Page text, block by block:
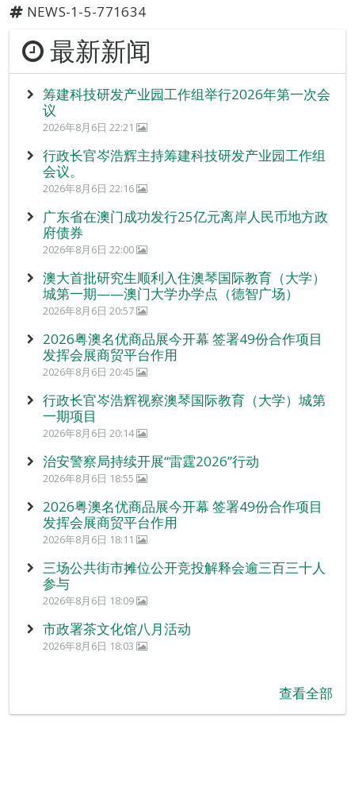
NEWS-1-5-771634
最新新闻
筹建科技研发产业园工作组举行2026年第一次会
议
2026年8月6日 22:21
行政长官岑浩辉主持筹建科技研发产业园工作组
会议。
2026年8月6日 22:16
广东省在澳门成功发行25亿元离岸人民币地方政
府债券
2026年8月6日 22:00
澳大首批研究生顺利入住澳琴国际教育（大学）
城第一期——澳门大学办学点（德智广场）
2026年8月6日 20:57
2026粤澳名优商品展今开幕 签署49份合作项目
发挥会展商贸平台作用
2026年8月6日 20:45
行政长官岑浩辉视察澳琴国际教育（大学）城第
一期项目
2026年8月6日 20:14
治安警察局持续开展“雷霆2026”行动
2026年8月6日 18:55
2026粤澳名优商品展今开幕 签署49份合作项目
发挥会展商贸平台作用
2026年8月6日 18:11
三场公共街市摊位公开竞投解释会逾三百三十人
参与
2026年8月6日 18:09
市政署茶文化馆八月活动
2026年8月6日 18:03
查看全部